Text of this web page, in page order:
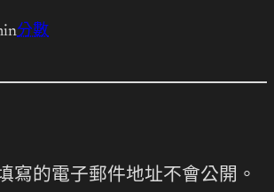
分數
寫的電子郵件地址不會公開。